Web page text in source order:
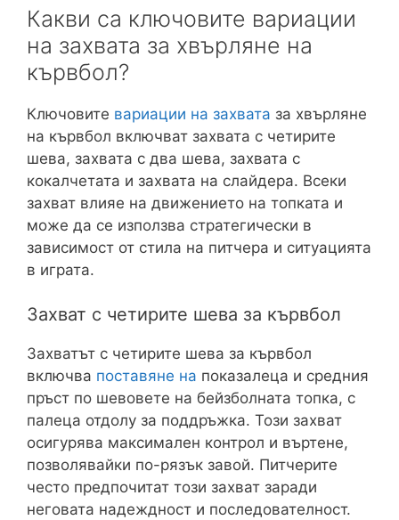
Какви са ключовите вариации
на захвата за хвърляне на
кървбол?
Ключовите вариации на захвата за хвърляне
на кървбол включват захвата с четирите
шева, захвата с два шева, захвата с
кокалчетата и захвата на слайдера. Всеки
захват влияе на движението на топката и
може да се използва стратегически в
зависимост от стила на питчера и ситуацията
в играта.
Захват с четирите шева за кървбол
Захватът с четирите шева за кървбол
включва поставяне на показалеца и средния
пръст по шевовете на бейзболната топка, с
палеца отдолу за поддръжка. Този захват
осигурява максимален контрол и въртене,
позволявайки по-рязък завой. Питчерите
често предпочитат този захват заради
неговата надеждност и последователност.